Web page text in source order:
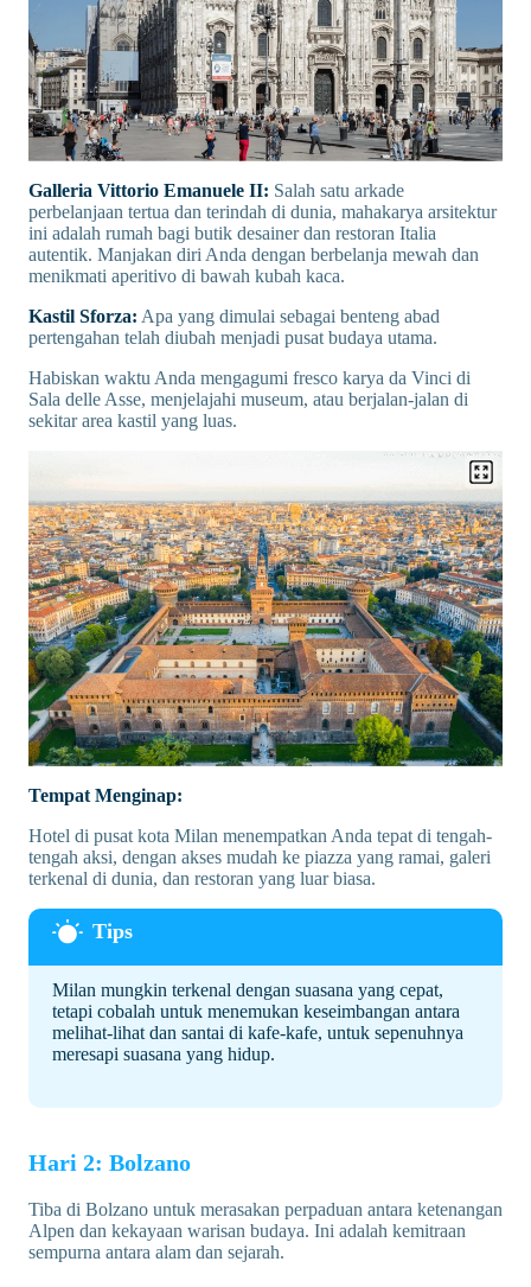
Galleria Vittorio Emanuele II: Salah satu arkade
perbelanjaan tertua dan terindah di dunia, mahakarya arsitektur
ini adalah rumah bagi butik desainer dan restoran Italia
autentik. Manjakan diri Anda dengan berbelanja mewah dan
menikmati aperitivo di bawah kubah kaca.
Kastil Sforza: Apa yang dimulai sebagai benteng abad
pertengahan telah diubah menjadi pusat budaya utama.
Habiskan waktu Anda mengagumi fresco karya da Vinci di
Sala delle Asse, menjelajahi museum, atau berjalan-jalan di
sekitar area kastil yang luas.
Tempat Menginap:
Hotel di pusat kota Milan menempatkan Anda tepat di tengah-
tengah aksi, dengan akses mudah ke piazza yang ramai, galeri
terkenal di dunia, dan restoran yang luar biasa.
Milan mungkin terkenal dengan suasana yang cepat,
tetapi cobalah untuk menemukan keseimbangan antara
melihat-lihat dan santai di kafe-kafe, untuk sepenuhnya
meresapi suasana yang hidup.
Hari 2: Bolzano
Tiba di Bolzano untuk merasakan perpaduan antara ketenangan
Alpen dan kekayaan warisan budaya. Ini adalah kemitraan
sempurna antara alam dan sejarah.